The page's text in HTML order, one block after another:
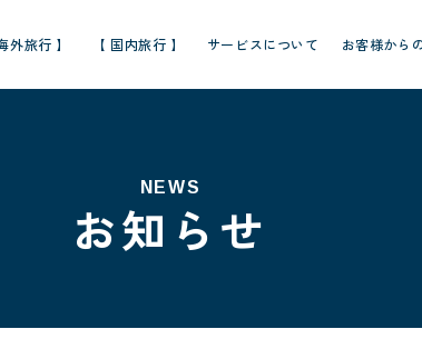
外旅行 】 【 国内旅行 】 サービスについて お客様から
NEWS
お知らせ